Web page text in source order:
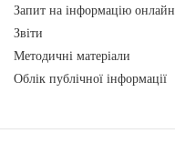
Запит на інформацію онлайн
Звіти
Методичні матеріали
Облік публічної інформації